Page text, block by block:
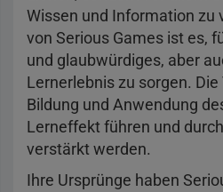
Wissen und Information zu
von Serious Games ist es,
und glaubwürdiges, aber
Lernerlebnis zu sorgen.
Bildung und Anwendung
Lerneffekt führen und
verstärkt werden.
Ihre Ursprünge haben